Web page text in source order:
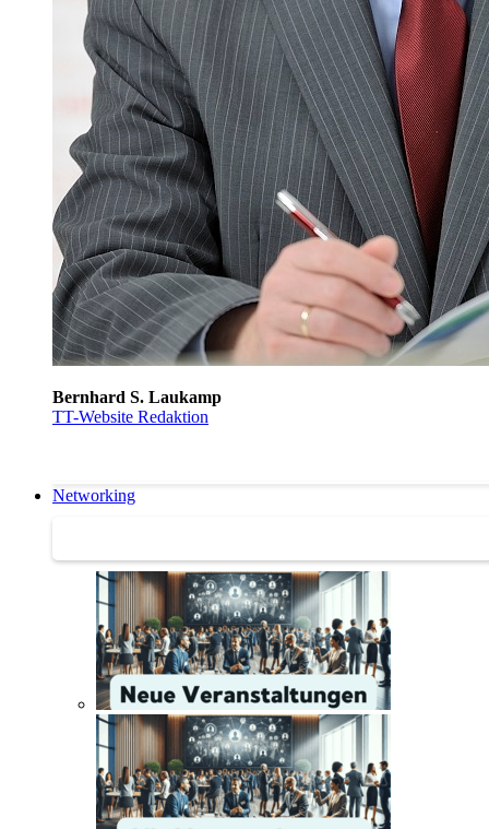
Bernhard S. Laukamp
TT-Website Redaktion
Networking